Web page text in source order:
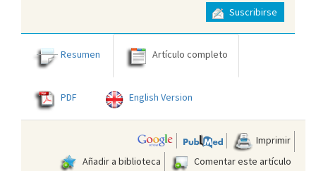
Suscribirse
Resumen Artículo completo
PDF English Version
Imprimir
Añadir a biblioteca
Comentar este artículo